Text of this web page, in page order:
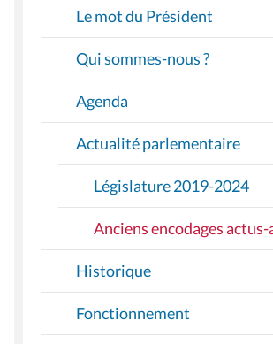
G
T
O
Le mot du Président
Qui sommes-nous ?
Agenda
Actualité parlementaire
Législature 2019-2024
Anciens encodages actus-
Historique
Fonctionnement